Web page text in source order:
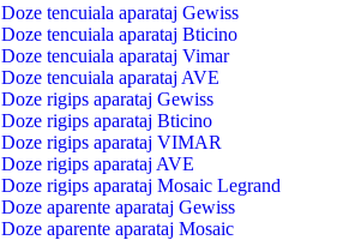
Doze tencuiala aparataj Gewiss
Doze tencuiala aparataj Bticino
Doze tencuiala aparataj Vimar
Doze tencuiala aparataj AVE
Doze rigips aparataj Gewiss
Doze rigips aparataj Bticino
Doze rigips aparataj VIMAR
Doze rigips aparataj AVE
Doze rigips aparataj Mosaic Legrand
Doze aparente aparataj Gewiss
Doze aparente aparataj Mosaic